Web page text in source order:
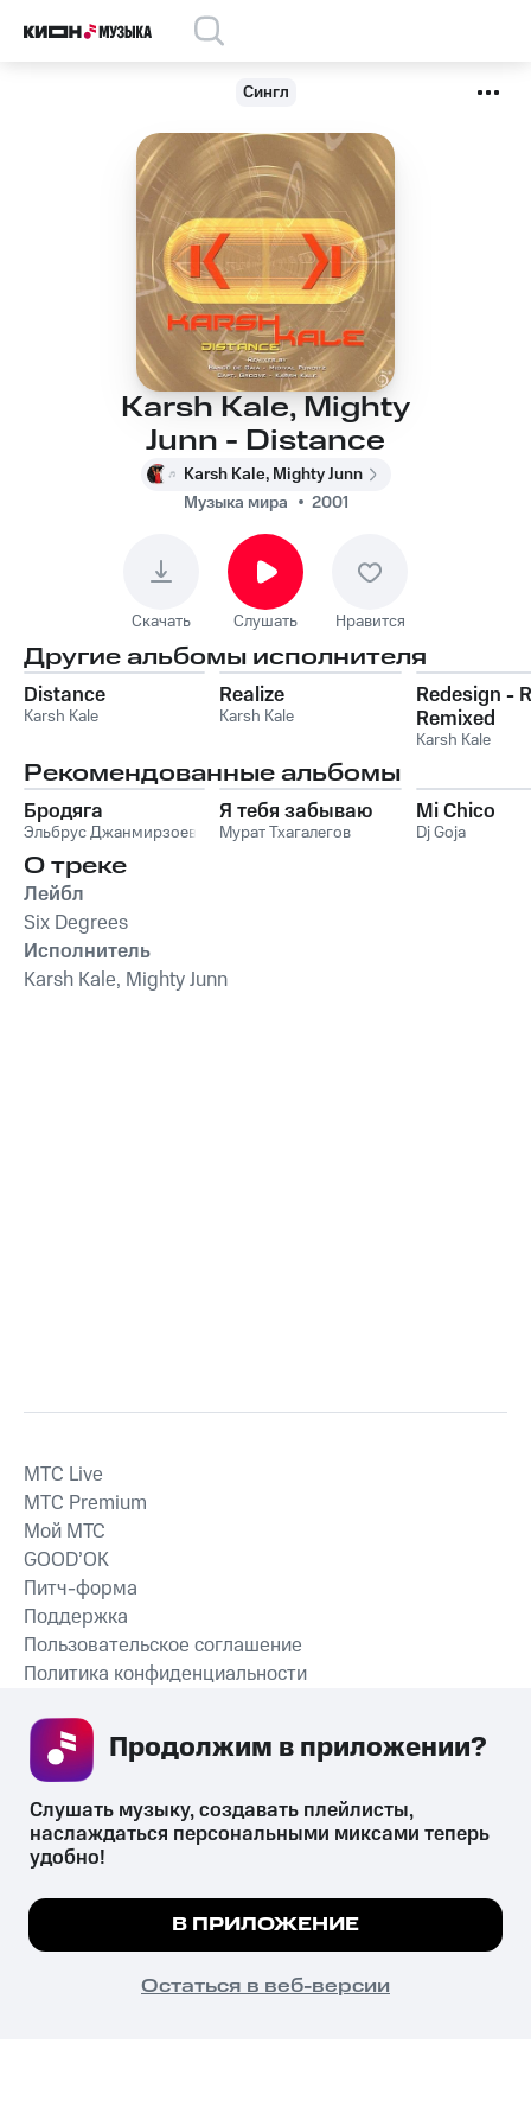
Сингл
Karsh Kale, Mighty
Junn - Distance
Karsh Kale, Mighty Junn
Музыка мира
2001
Скачать Слушать Нравится
Другие альбомы исполнителя
Distance
Karsh Kale
Realize
Karsh Kale
Redesign -
Remixed
Karsh Kale
Рекомендованные альбомы
Бродяга
Эльбрус Джанмирзоев
Я тебя забываю
Мурат Тхагалегов
Mi Chico
Dj Goja
О треке
Лейбл
Six Degrees
Исполнитель
Karsh Kale, Mighty Junn
СКАЧАТЬ ПРИЛОЖЕНИЕ
MTС Live
MTС Premium
Мой МТС
GOOD’OK
Питч-форма
Поддержка
Пользовательское соглашение
Политика конфиденциальности
психотропных веществ, их аналогов причиняет вред здоровью,
их незаконный оборот запрещён и влечёт установленную
законодательством ответственность.
© 2026 ООО «КИОН».
Все права защищены
Мы используем куки, чтобы на сайте все
Подробнее
ПОНЯТНО
Слушать музыку, создавать плейлисты,
наслаждаться персональными миксами теперь
удобно!
В ПРИЛОЖЕНИЕ
Остаться в веб-версии